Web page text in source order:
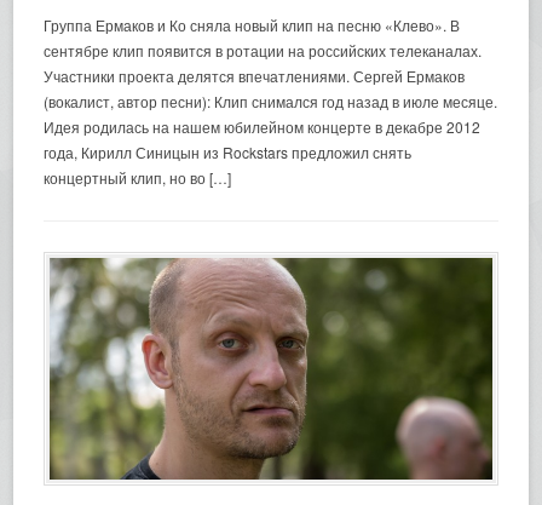
Группа Ермаков и Ко сняла новый клип на песню «Клево». В
сентябре клип появится в ротации на российских телеканалах.
Участники проекта делятся впечатлениями. Сергей Ермаков
(вокалист, автор песни): Клип снимался год назад в июле месяце.
Идея родилась на нашем юбилейном концерте в декабре 2012
года, Кирилл Синицын из Rockstars предложил снять
концертный клип, но во […]